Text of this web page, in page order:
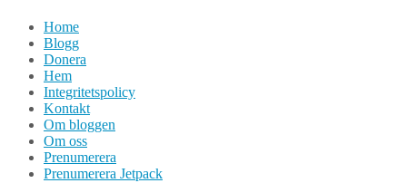
Home
Blogg
Donera
Hem
Integritetspolicy
Kontakt
Om bloggen
Om oss
Prenumerera
Prenumerera Jetpack